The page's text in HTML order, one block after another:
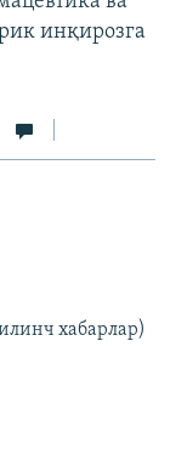
инқирозга
хабарлар)